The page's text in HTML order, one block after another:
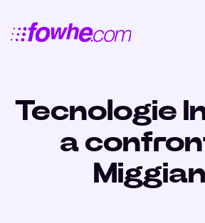
Tecnologie
a